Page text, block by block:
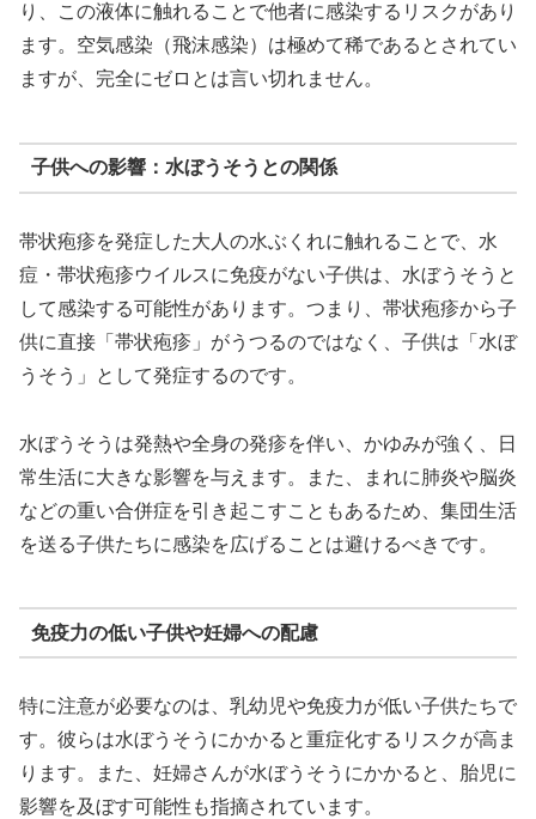
り、この液体に触れることで他者に感染するリスクがあり
ます。空気感染（飛沫感染）は極めて稀であるとされてい
ますが、完全にゼロとは言い切れません。
子供への影響：水ぼうそうとの関係
帯状疱疹を発症した大人の水ぶくれに触れることで、水
痘・帯状疱疹ウイルスに免疫がない子供は、水ぼうそうと
して感染する可能性があります。つまり、帯状疱疹から子
供に直接「帯状疱疹」がうつるのではなく、子供は「水ぼ
うそう」として発症するのです。
水ぼうそうは発熱や全身の発疹を伴い、かゆみが強く、日
常生活に大きな影響を与えます。また、まれに肺炎や脳炎
などの重い合併症を引き起こすこともあるため、集団生活
を送る子供たちに感染を広げることは避けるべきです。
免疫力の低い子供や妊婦への配慮
特に注意が必要なのは、乳幼児や免疫力が低い子供たちで
す。彼らは水ぼうそうにかかると重症化するリスクが高ま
ります。また、妊婦さんが水ぼうそうにかかると、胎児に
影響を及ぼす可能性も指摘されています。